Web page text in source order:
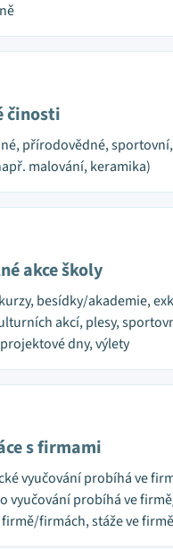
činosti
přírodovědné,
malování, keramika)
akce školy
besídky/akademie,
akcí, plesy,
dny, výlety
s firmami
vyučování probíhá ve
vyučování probíhá ve
firmě/firmách, stáže ve